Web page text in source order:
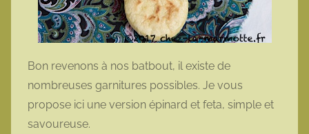
Bon revenons à nos batbout, il existe de
nombreuses garnitures possibles. Je vous
propose ici une version épinard et feta, simple et
savoureuse.